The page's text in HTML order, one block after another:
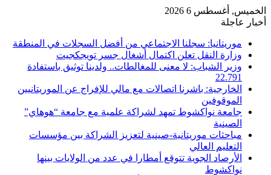
الخميس, أغسطس 6 2026
أخبار عاجلة
موريتانيا: سجلنا الاجتماعي من أفضل السجلات في المنطقة
وزارة النقل تعلن اكتمال أشغال جسر تويجكجيت
وزير الشباب: لا معنى للمغالطات.. ولدينا توثيق باستفادة
22.791
الخارجية: باشرنا اتصالات مع مالي للإفراج عن الموريتانيين
الموقوفين
جامعة نواكشوط تمهد لشراكة علمية مع جامعة “هوهاي”
الصينية
مباحثات موريتانية-صينية لتعزيز الشراكة بين مؤسسات
التعليم العالي
الأرصاد الجوية تتوقع أمطارا في عدد من الولايات بينها
نواكشوط